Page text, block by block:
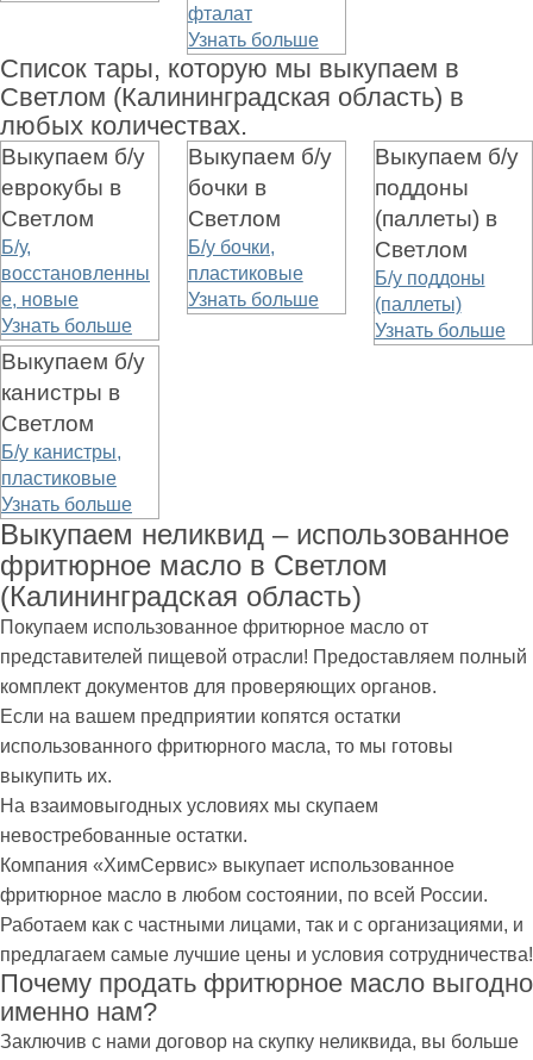
фталат
Узнать больше
Список тары, которую мы выкупаем в
Светлом (Калининградская область) в
любых количествах.
Выкупаем б/у
еврокубы в
Светлом
Б/у,
восстановленны
е, новые
Узнать больше
Выкупаем б/у
бочки в
Светлом
Б/у бочки,
пластиковые
Узнать больше
Выкупаем б/у
поддоны
(паллеты) в
Светлом
Б/у поддоны
(паллеты)
Узнать больше
Выкупаем б/у
канистры в
Светлом
Б/у канистры,
пластиковые
Узнать больше
Выкупаем неликвид – использованное
фритюрное масло в Светлом
(Калининградская область)
Покупаем использованное фритюрное масло от
представителей пищевой отрасли! Предоставляем полный
комплект документов для проверяющих органов.
Если на вашем предприятии копятся остатки
использованного фритюрного масла, то мы готовы
выкупить их.
На взаимовыгодных условиях мы скупаем
невостребованные остатки.
Компания «ХимСервис» выкупает использованное
фритюрное масло в любом состоянии, по всей России.
Работаем как с частными лицами, так и с организациями, и
предлагаем самые лучшие цены и условия сотрудничества!
Почему продать фритюрное масло выгодно
именно нам?
Заключив с нами договор на скупку неликвида, вы больше